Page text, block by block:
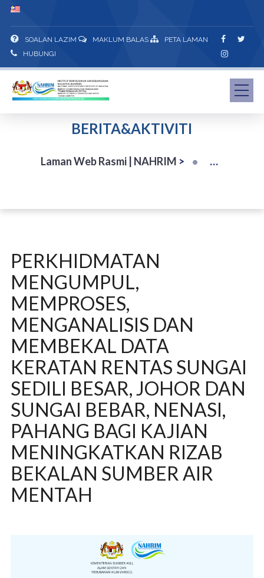
SOALAN LAZIM MAKLUM BALAS
PETA LAMAN
HUBUNGI
BERITA&AKTIVITI
Laman Web Rasmi | NAHRIM >
PERKHIDMATAN
MENGUMPUL,
MEMPROSES,
MENGANALISIS DAN
MEMBEKAL DATA
KERATAN RENTAS SUNGAI
SEDILI BESAR, JOHOR DAN
SUNGAI BEBAR, NENASI,
PAHANG BAGI KAJIAN
MENINGKATKAN RIZAB
BEKALAN SUMBER AIR
MENTAH